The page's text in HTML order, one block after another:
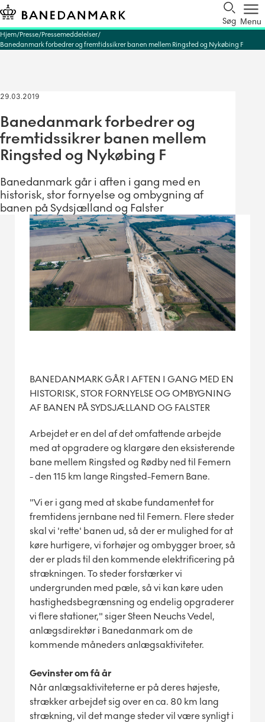
Søg Menu
Hjem Presse Pressemeddelelser
Banedanmark forbedrer og fremtidssikrer banen mellem Ringsted og Nykøbing F
29.03.2019
Banedanmark forbedrer og
fremtidssikrer banen mellem
Ringsted og Nykøbing F
Banedanmark går i aften i gang med en
historisk, stor fornyelse og ombygning af
banen på Sydsjælland og Falster
BANEDANMARK GÅR I AFTEN I GANG MED EN
HISTORISK, STOR FORNYELSE OG OMBYGNING
AF BANEN PÅ SYDSJÆLLAND OG FALSTER
Arbejdet er en del af det omfattende arbejde
med at opgradere og klargøre den eksisterende
bane mellem Ringsted og Rødby ned til Femern
- den 115 km lange Ringsted-Femern Bane.
"Vi er i gang med at skabe fundamentet for
fremtidens jernbane ned til Femern. Flere steder
skal vi 'rette' banen ud, så der er mulighed for at
køre hurtigere, vi forhøjer og ombygger broer, så
der er plads til den kommende elektrificering på
strækningen. To steder forstærker vi
undergrunden med pæle, så vi kan køre uden
hastighedsbegrænsning og endelig opgraderer
vi flere stationer," siger Steen Neuchs Vedel,
anlægsdirektør i Banedanmark om de
kommende måneders anlægsaktiviteter.
Gevinster om få år
Når anlægsaktiviteterne er på deres højeste,
strækker arbejdet sig over en ca. 80 km lang
strækning, vil det mange steder vil være synligt i